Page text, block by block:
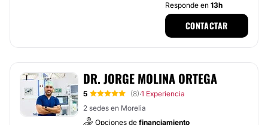
Responde en 13h
CONTACTAR
DR. JORGE MOLINA ORTEGA
5 (8)·1 Experiencia
2 sedes en Morelia
Opciones de financiamiento